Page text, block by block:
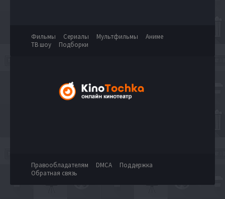
Фильмы Сериалы Мультфильмы
Аниме
ТВ шоу
Подборки
Правообладателям DMCA
Поддержка
Обратная связь